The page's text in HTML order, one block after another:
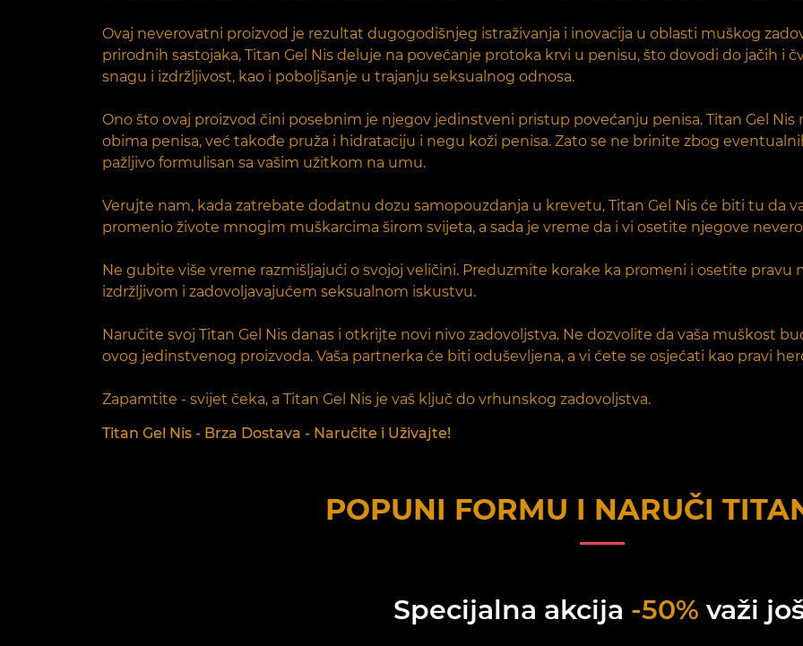
Ovaj neverovatni proizvod je rezultat dugogodišnjeg istraživanja i inovacija u oblasti muškog
prirodnih sastojaka, Titan Gel Nis deluje na povećanje protoka krvi u penisu, što dovodi do jačih i
snagu i izdržljivost, kao i poboljšanje u trajanju seksualnog odnosa.
Ono što ovaj proizvod čini posebnim je njegov jedinstveni pristup povećanju penisa. Titan Gel
obima penisa, već takođe pruža i hidrataciju i negu koži penisa. Zato se ne brinite zbog
pažljivo formulisan sa vašim užitkom na umu.
Verujte nam, kada zatrebate dodatnu dozu samopouzdanja u krevetu, Titan Gel Nis će biti tu da
promenio živote mnogim muškarcima širom svijeta, a sada je vreme da i vi osetite njegove
Ne gubite više vreme razmišljajući o svojoj veličini. Preduzmite korake ka promeni i osetite pravu
izdržljivom i zadovoljavajućem seksualnom iskustvu.
Naručite svoj Titan Gel Nis danas i otkrijte novi nivo zadovoljstva. Ne dozvolite da vaša muškost
ovog jedinstvenog proizvoda. Vaša partnerka će biti oduševljena, a vi ćete se osjećati kao pravi
Zapamtite - svijet čeka, a Titan Gel Nis je vaš ključ do vrhunskog zadovoljstva.
Titan Gel Nis - Brza Dostava - Naručite i Uživajte!
POPUNI FORMU I NARUČI
Specijalna akcija -50% važi